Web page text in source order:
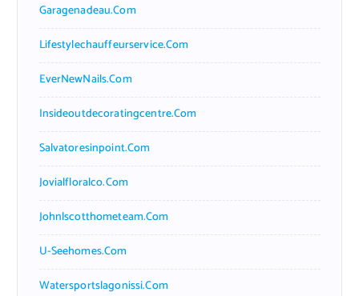
Garagenadeau.com
Lifestylechauffeurservice.com
EverNewNails.com
Insideoutdecoratingcentre.com
Salvatoresinpoint.com
Jovialfloralco.com
Johnlscotthometeam.com
U-Seehomes.com
Watersportslagonissi.com